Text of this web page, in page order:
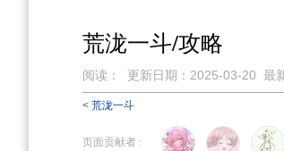
荒泷一斗/攻略
阅读： 更新日期： 2025-03-20 最
< 荒泷一斗
到
到
页面贡献者 :